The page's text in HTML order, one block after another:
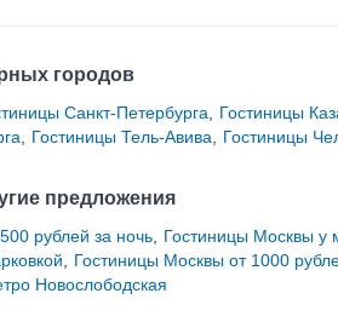
городов
Санкт-Петербурга
Гостиницы
Гостиницы Тель-Авива Гостиницы
предложения
рублей за ночь
Гостиницы Москвы у
Гостиницы Москвы от 1000
Новослободская